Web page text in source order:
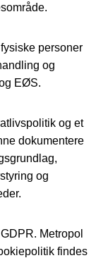
personer
og
EØS.
og et
dokumentere
og
Metropol
findes